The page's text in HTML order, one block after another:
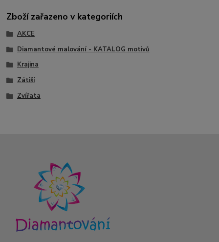
Zboží zařazeno v kategoriích
AKCE
Diamantové malování - KATALOG motivů
Krajina
Zátiší
Zvířata